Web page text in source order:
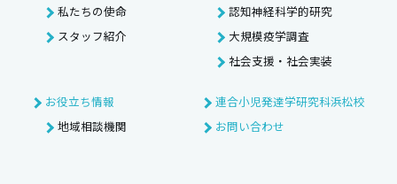
私たちの使命
スタッフ紹介
認知神経科学的研究
大規模疫学調査
社会支援・社会実装
お役立ち情報
地域相談機関
連合小児発達学研究科浜松校
お問い合わせ